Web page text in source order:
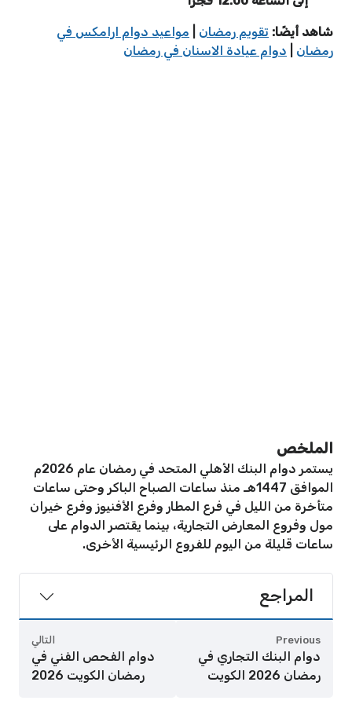
شاهد أيضًا: تقويم رمضان
مواعيد دوام ارامكس في
رمضان
دوام عيادة الاسنان في رمضان
الملخص
يستمر دوام البنك الأهلي المتحد في رمضان عام 2026م
الموافق 1447هـ منذ ساعات الصباح الباكر وحتى ساعات
متأخرة من الليل في فرع المطار وفرع الأفنيوز وفرع خيران
مول وفروع المعارض التجارية، بينما يقتصر الدوام على
ساعات قليلة من اليوم للفروع الرئيسية الأخرى.
المراجع
Previous
دوام البنك التجاري في
رمضان 2026 الكويت
التالي
دوام الفحص الفني في
رمضان الكويت 2026